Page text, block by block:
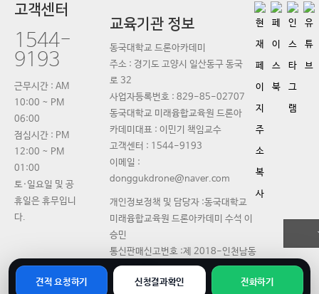
고객센터
1544-
9193
근무시간 : AM
10:00 ~ PM
06:00
점심시간 : PM
12:00 ~ PM
01:00
토·일요일 및 공
휴일은 휴무입니
다.
교육기관 정보
동국대학교 드론아카데미
주소 : 경기도 고양시 일산동구 동국
로 32
사업자등록번호 :829-85-02707
동국대학교 미래융합교육원 드론아
카데미대표 :이민기 책임교수
고객센터 : 1544-9193
이메일 :
donggukdrone@naver.com
개인정보정책 및 담당자 :동국대학교
미래융합교육원 드론아카데미 수석 이
승민
통신판매신고번호 :제 2018-인천남동
구-0323호
교육사업등록번호 :제 2023-1851호
견적 요청하기 신청결과확인 전화하기